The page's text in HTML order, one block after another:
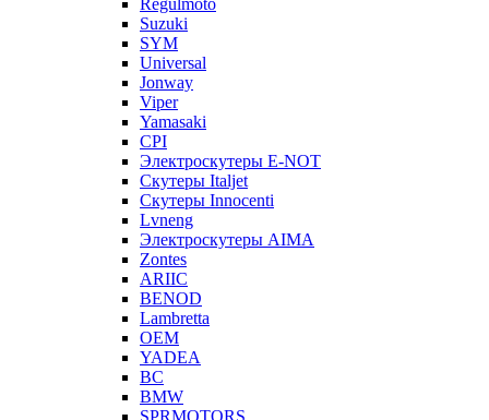
Regulmoto
Suzuki
SYM
Universal
Jonway
Viper
Yamasaki
CPI
Электроскутеры E-NOT
Скутеры Italjet
Скутеры Innocenti
Lvneng
Электроскутеры AIMA
Zontes
ARIIC
BENOD
Lambretta
OEM
YADEA
BC
BMW
SPRMOTORS